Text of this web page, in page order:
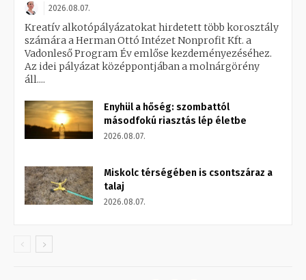
2026.08.07.
Kreatív alkotópályázatokat hirdetett több korosztály
számára a Herman Ottó Intézet Nonprofit Kft. a
Vadonleső Program Év emlőse kezdeményezéséhez.
Az idei pályázat középpontjában a molnárgörény
áll....
Enyhül a hőség: szombattól
másodfokú riasztás lép életbe
2026.08.07.
Miskolc térségében is csontszáraz a
talaj
2026.08.07.